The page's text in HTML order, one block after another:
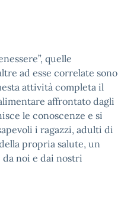
quelle
ad esse correlate sono
attività completa il
affrontato dagli
le conoscenze e si
i ragazzi, adulti di
propria salute, un
noi e dai nostri